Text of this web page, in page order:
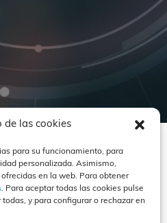
de las cookies
para su funcionamiento, para
personalizada. Asimismo,
en la web. Para obtener
. Para aceptar todas las cookies pulse
y para configurar o rechazar en